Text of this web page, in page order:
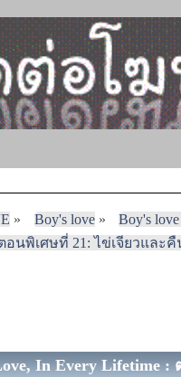
» Boy's love»
Boy's
ตอนพิเศษที่ 21: ไข่เจียวและ
In Every Lifetime :